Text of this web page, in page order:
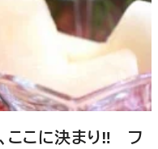
ここに決まり‼ フ